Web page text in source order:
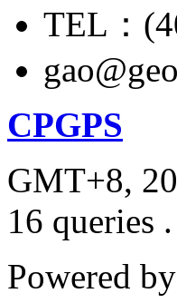
TEL：
CPGPS
GMT+8,
16 queries .
Powered by